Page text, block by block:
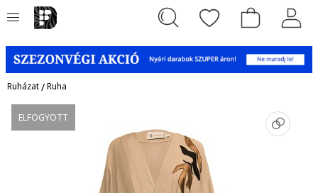
Ruházat/Ruha
ELFOGYOTT